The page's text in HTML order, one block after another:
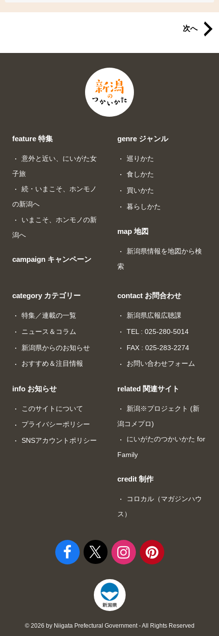
次へ
feature 特集
意外と近い、にいがた女
子旅
続・いまこそ、ホンモノ
の新潟へ
いまこそ、ホンモノの新
潟へ
campaign キャンペーン
genre ジャンル
巡りかた
食しかた
買いかた
暮らしかた
map 地図
新潟県情報を地図から検
索
category カテゴリー
特集／連載の一覧
ニュース＆コラム
新潟県からのお知らせ
おすすめ＆注目情報
info お知らせ
このサイトについて
プライバシーポリシー
SNSアカウントポリシー
contact お問合わせ
新潟県広報広聴課
TEL : 025-280-5014
FAX : 025-283-2274
お問い合わせフォーム
related 関連サイト
新潟※プロジェクト (新
潟コメプロ)
にいがたのつかいかた for
Family
credit 制作
コロカル（マガジンハウ
ス）
© 2026 by Niigata Prefectural Government - All Rights Reserved